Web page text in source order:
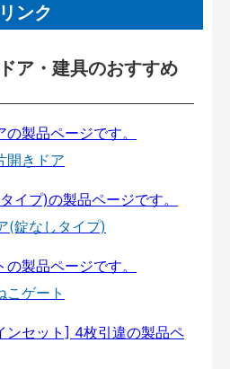
ンク
ア・建具のおすすめ
開きドア
(錠なしタイプ)
こゲート